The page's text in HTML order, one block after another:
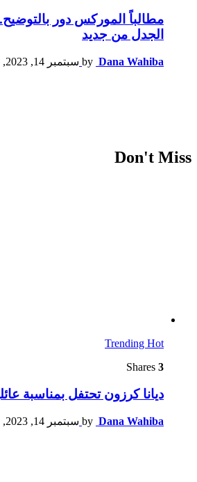
مطالباً الموركس دور
الجدل من جديد
by Dana Wahiba سبتمبر 14, 2023, 2:47 م
Don't Miss
Trending Hot
3
ديانا كرزون تحتفل بمناسبة
by Dana Wahiba سبتمبر 14, 2023, 2:39 م